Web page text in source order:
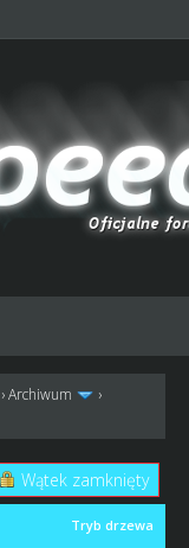
›Archiwum ›
Wątek zamknięty
Tryb drzewa